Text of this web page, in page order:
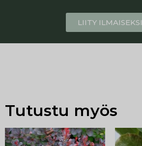
LIITY ILMAISEKSI
Tutustu myös